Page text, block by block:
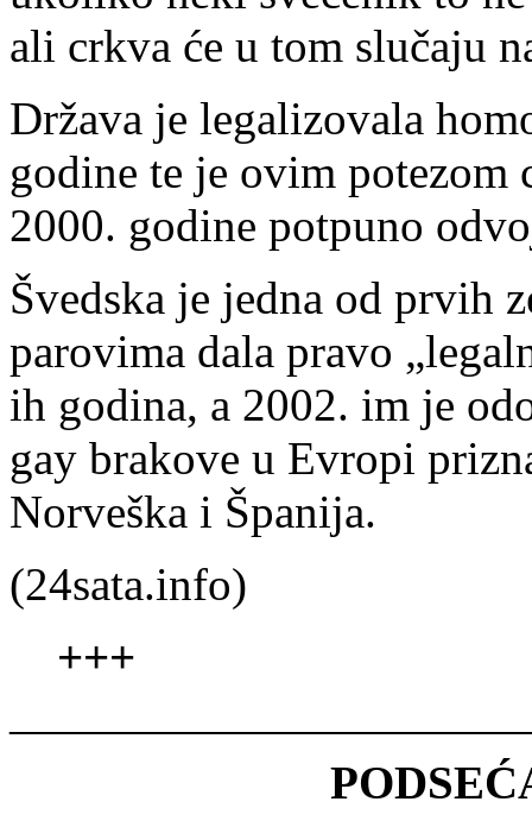
ali crkva će u tom slučaju
Država je legalizovala
godine te je ovim potezom
2000. godine potpuno
Švedska je jedna od prvih
parovima dala pravo
ih godina, a 2002. im je
gay brakove u Evropi
Norveška i Španija.
(24sata.info)
+++